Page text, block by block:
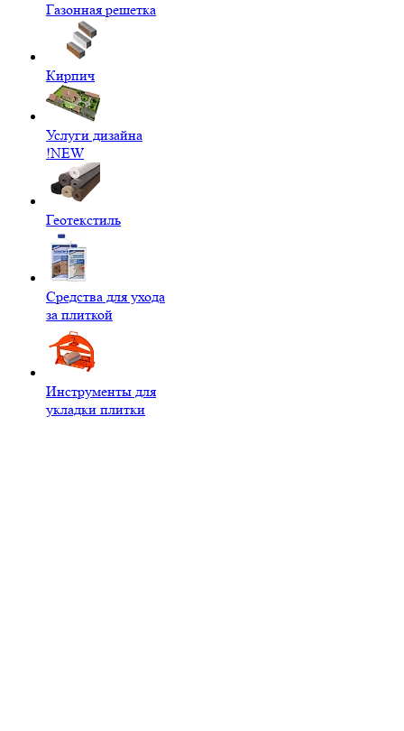
Газонная решетка
Кирпич
Услуги дизайна
!NEW
Геотекстиль
Средства для ухода
за плиткой
Инструменты для
укладки плитки